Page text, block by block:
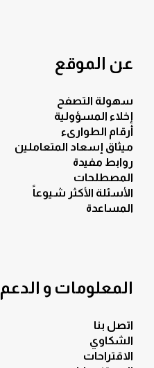
عن الموقع
سهولة التصفح
إخلاء المسؤولية
أرقام الطوارىء
ميثاق إسعاد المتعاملين
روابط مفيدة
المصطلحات
الأسئلة الأكثر شيوعاً
المساعدة
المعلومات و الدعم
اتصل بنا
الشكاوي
الاقتراحات